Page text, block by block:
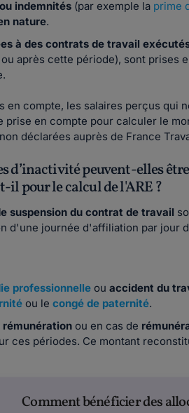
indemnités (par exemple la prime
nature.
à des contrats de travail
après cette période), sont prises
en compte, les salaires perçus qui
prise en compte pour calculer le
déclarées auprès de France
d’inactivité peuvent-elles
pour le calcul de l'ARE ?
suspension du contrat de travail
d'une journée d'affiliation par jour
professionnelle ouaccident du
ou lecongé de paternité.
rémunération ou en cas de
ces périodes. Ce montant
Comment bénéficier des